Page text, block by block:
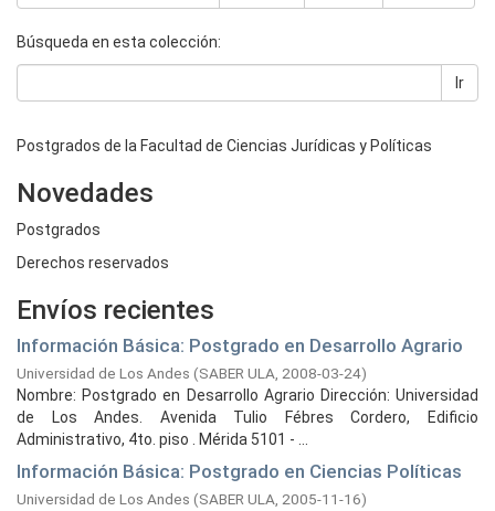
Búsqueda en esta colección:
Ir
Postgrados de la Facultad de Ciencias Jurídicas y Políticas
Novedades
Postgrados
Derechos reservados
Envíos recientes
Información Básica: Postgrado en Desarrollo Agrario
Universidad de Los Andes (SABER ULA, 2008-03-24)
Nombre: Postgrado en Desarrollo Agrario Dirección: Universidad
de Los Andes. Avenida Tulio Fébres Cordero, Edificio
Administrativo, 4to. piso . Mérida 5101 - ...
Información Básica: Postgrado en Ciencias Políticas
Universidad de Los Andes (SABER ULA, 2005-11-16)